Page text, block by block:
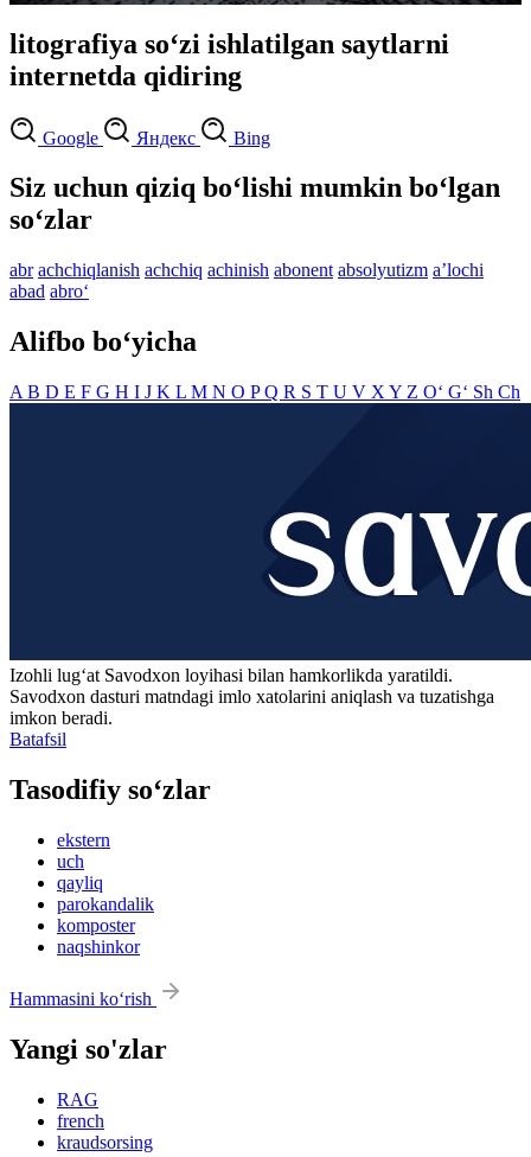
litografiya so‘zi ishlatilgan saytlarni
internetda qidiring
Google Яндекс Bing
Siz uchun qiziq bo‘lishi mumkin bo‘lgan
so‘zlar
abr achchiqlanish achchiq achinish abonent absolyutizm aʼlochi
abad abro‘
Alifbo bo‘yicha
A B D E F G H I J K L M N O PQ R S T U V X Y Z O‘ G‘ Sh Ch
Izohli lugʻat Savodxon loyihasi bilan hamkorlikda yaratildi.
Savodxon dasturi matndagi imlo xatolarini aniqlash va tuzatishga
imkon beradi.
Batafsil
Tasodifiy so‘zlar
ekstern
uch
qayliq
parokandalik
komposter
naqshinkor
Hammasini ko‘rish
Yangi so'zlar
RAG
french
kraudsorsing